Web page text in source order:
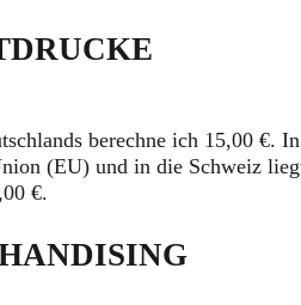
berechne ich 15,00 €. In
(EU) und in die Schweiz
€.